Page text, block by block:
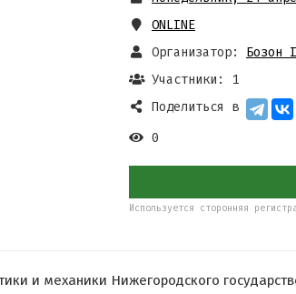
ONLINE
Организатор:
Бозон
Участники: 1
Поделиться в
0
Используется сторонняя
и механики Нижегородского